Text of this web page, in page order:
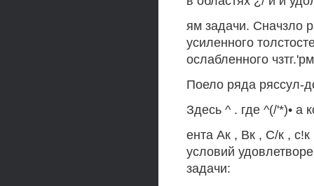
ям задачи. Сначзло
усиленного
ослабленного
Поело ряда ряссул-
Здесь ^ . где ^(/'*)• а
ента Ак , Вк , С/к ,
условий
задачи: